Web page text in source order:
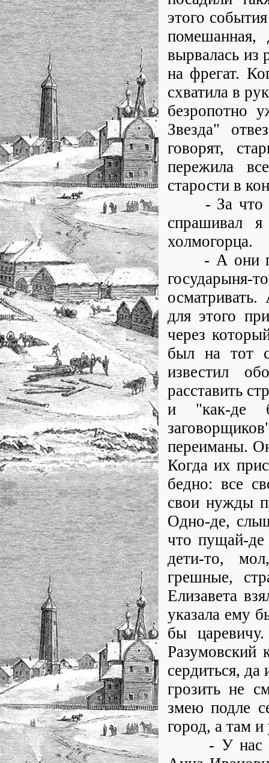
этого
помешанная,
вырвалась из
на фрегат.
схватила в
безропотно
Звезда"
говорят,
пережила
старости в
- За что
спрашивал
холмогорца.
- А они
для этого
через
был на тот
известил
расставить
и "как-де
переиманы.
Когда их
бедно: все
свои нужды
Одно-де,
что пущай-де
дети-то,
грешные,
Елизавета
указала ему
бы
Разумовский
сердиться,
грозить не
змею подле
город, а там
- У нас тут